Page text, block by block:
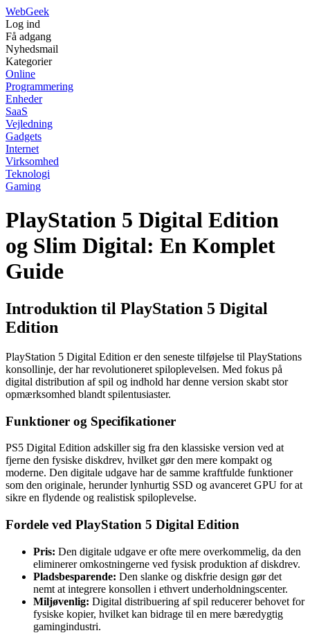
WebGeek
Log ind
Få adgang
Nyhedsmail
Kategorier
Online
Programmering
Enheder
SaaS
Vejledning
Gadgets
Internet
Virksomhed
Teknologi
Gaming
PlayStation 5 Digital Edition
og Slim Digital: En Komplet
Guide
Introduktion til PlayStation 5 Digital
Edition
PlayStation 5 Digital Edition er den seneste tilføjelse til PlayStations
konsollinje, der har revolutioneret spiloplevelsen. Med fokus på
digital distribution af spil og indhold har denne version skabt stor
opmærksomhed blandt spilentusiaster.
Funktioner og Specifikationer
PS5 Digital Edition adskiller sig fra den klassiske version ved at
fjerne den fysiske diskdrev, hvilket gør den mere kompakt og
moderne. Den digitale udgave har de samme kraftfulde funktioner
som den originale, herunder lynhurtig SSD og avanceret GPU for at
sikre en flydende og realistisk spiloplevelse.
Fordele ved PlayStation 5 Digital Edition
Pris: Den digitale udgave er ofte mere overkommelig, da den
eliminerer omkostningerne ved fysisk produktion af diskdrev.
Pladsbesparende: Den slanke og diskfrie design gør det
nemt at integrere konsollen i ethvert underholdningscenter.
Miljøvenlig: Digital distribuering af spil reducerer behovet for
fysiske kopier, hvilket kan bidrage til en mere bæredygtig
gamingindustri.